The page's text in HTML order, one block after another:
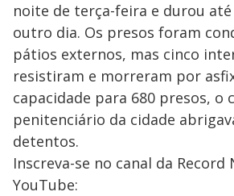
noite de terça-feira e durou
outro dia. Os presos foram
pátios externos, mas cinco
resistiram e morreram por
capacidade para 680 presos, o
penitenciário da cidade
detentos.
Inscreva-se no canal da Record
YouTube: